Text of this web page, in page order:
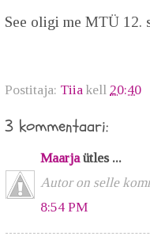
See oligi me MTÜ 12.
Postitaja: Tiia kell 20:40
3 kommentaari:
Maarjaütles ...
Autor on selle
8:54 PM